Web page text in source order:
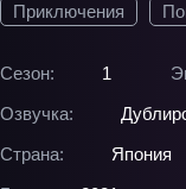
Приключения
Сезон: 1
Озвучка:
Страна:
Япония